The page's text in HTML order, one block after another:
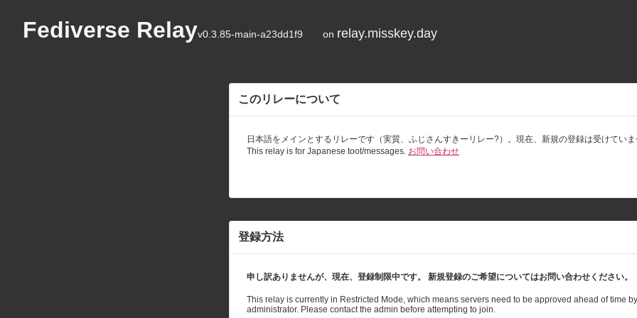
Fediverse Relayv0.3.85-main-a23dd1f9 on relay.misskey.day
このリレーについて
日本語をメインとするリレーです（実質、ふじさんすきーリレー?）。現在、新規の登録は受けていま
This relay is for Japanese toot/messages. お問い合わせ
登録方法
申し訳ありませんが、現在、登録制限中です。 新規登録のご希望についてはお問い合わせください。
This relay is currently in Restricted Mode, which means servers need to be approved ahead of time
administrator. Please contact the admin before attempting to join.